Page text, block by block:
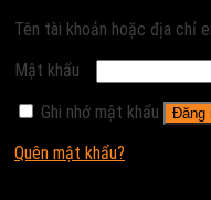
Tên tài khoản hoặc địa chỉ
Mật khẩu
Ghi nhớ mật khẩu
Đăng
Quên mật khẩu?